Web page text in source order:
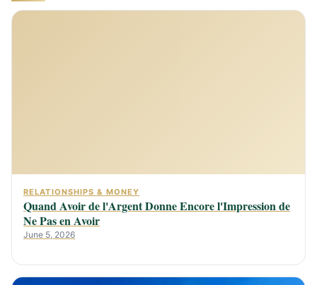
RELATIONSHIPS & MONEY
Quand Avoir de l'Argent Donne Encore l'Impression de
Ne Pas en Avoir
June 5, 2026